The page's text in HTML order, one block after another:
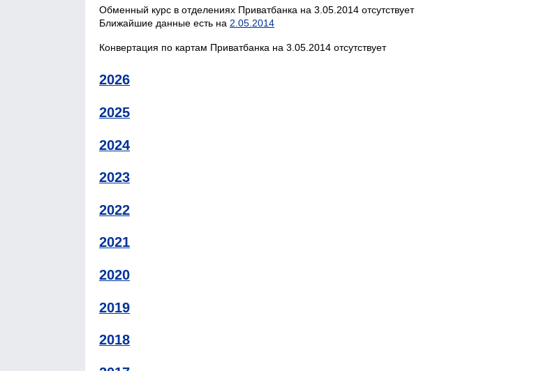
Обменный курс в отделениях Приватбанка на 3.05.2014 отсутствует
Ближайшие данные есть на 2.05.2014
Конвертация по картам Приватбанка на 3.05.2014 отсутствует
2026
2025
2024
2023
2022
2021
2020
2019
2018